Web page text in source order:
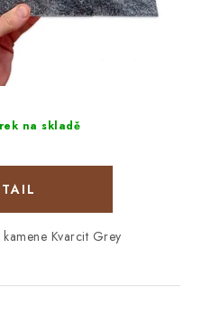
na skladě
Kvarcit Grey